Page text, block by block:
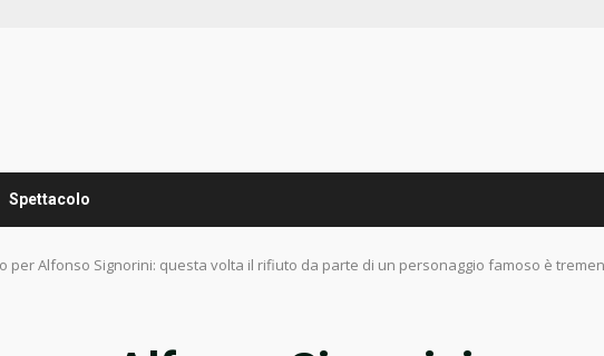
Spettacolo
per Alfonso Signorini: questa volta il rifiuto da parte di un personaggio famoso è